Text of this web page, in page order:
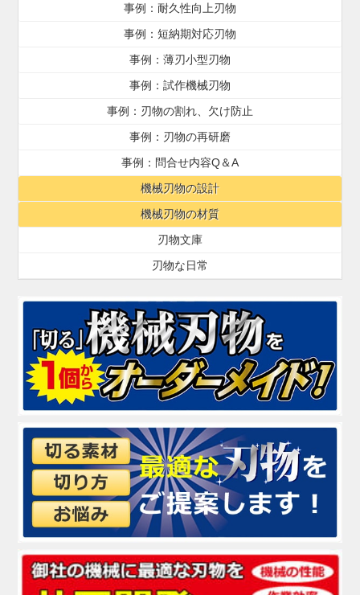
事例：耐久性向上刃物
事例：短納期対応刃物
事例：薄刃小型刃物
事例：試作機械刃物
事例：刃物の割れ、欠け防止
事例：刃物の再研磨
事例：問合せ内容Q＆A
機械刃物の設計
機械刃物の材質
刃物文庫
刃物な日常